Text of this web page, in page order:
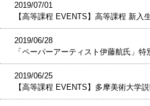
2019/07/01
【高等課程 EVENTS】高等課程 新入
2019/06/28
「ペーパーアーティスト伊藤航氏」特
2019/06/25
【高等課程 EVENTS】多摩美術大学